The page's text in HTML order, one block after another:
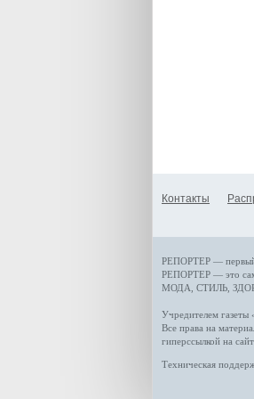
Контакты
РЕПОРТЕР — первый
РЕПОРТЕР — это
МОДА, СТИЛЬ
Учредителем
Все права на
гиперссылкой на
Техническая